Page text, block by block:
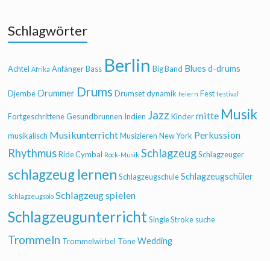
Schlagwörter
Achtel Afrika Anfänger Bass Berlin Big Band Blues d-drums
Djembe Drummer Drums Drumset dynamik feiern Fest festival
Fortgeschrittene Gesundbrunnen Indien Jazz Kinder mitte Musik
musikalisch Musikunterricht Musizieren New York Perkussion
Rhythmus Ride Cymbal Rock-Musik Schlagzeug Schlagzeuger
schlagzeug lernen Schlagzeugschule Schlagzeugschüler
Schlagzeugsolo Schlagzeug spielen
Schlagzeugunterricht Single Stroke suche
Trommeln Trommelwirbel Töne Wedding